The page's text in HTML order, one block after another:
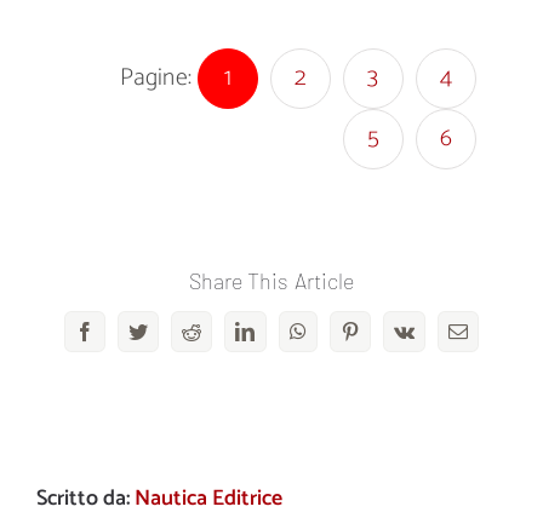
Pagine: 1 2 3
4
5
6
Share This Article
FacebookTwitterRedditLinkedInWhatsAppPinterestVk Email
Scritto da:Nautica Editrice